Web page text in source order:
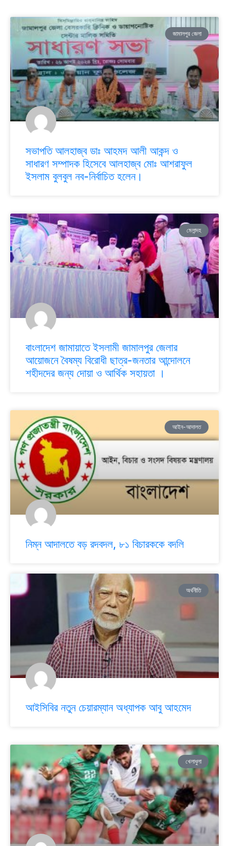
জামালপুর জেলা
সভাপতি আলহাজ্ব ডাঃ আহমদ আলী আকন্দ ও
সাধারণ সম্পাদক হিসেবে আলহাজ্ব মোঃ আশরাফুল
ইসলাম বুলবুল নব-নির্বাচিত হলেন।
মেলান্দহ
বাংলাদেশ জামায়াতে ইসলামী জামালপুর জেলার
আয়োজনে বৈষম্য বিরোধী ছাত্র-জনতার আন্দোলনে
শহীদদের জন্য দোয়া ও আর্থিক সহায়তা ।
আইন-আদালত
নিম্ন আদালতে বড় রদবদল, ৮১ বিচারককে বদলি
অর্থনীতি
আইসিবির নতুন চেয়ারম্যান অধ্যাপক আবু আহমেদ
খেলাধুলা